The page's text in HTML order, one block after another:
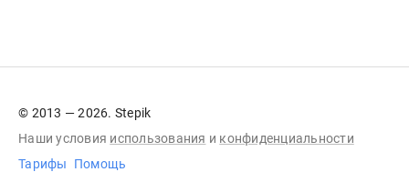
© 2013 — 2026. Stepik
Наши условия использования и конфиденциальности
Тарифы
Помощь